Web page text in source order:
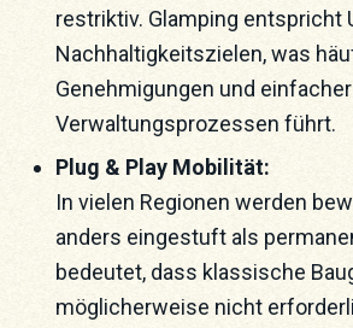
restriktiv. Glamping entspricht
Nachhaltigkeitszielen, was
Genehmigungen und
Verwaltungsprozessen führt.
Plug & Play Mobilität:
In vielen Regionen werden
anders eingestuft als
bedeutet, dass klassische
möglicherweise nicht